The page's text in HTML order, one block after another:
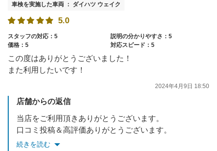
車検を実施した車両 ： ダイハツ ウェイク
5.0
スタッフの対応：5
説明の分かりやすさ：5
価格：5
対応スピード：5
この度はありがとうございました！
また利用したいです！
2024年4月9日 18:50
店舗からの返信
当店をご利用頂きありがとうございます。
口コミ投稿＆高評価ありがとうございます。
スムーズに車検を終えることができ良かったです('ω')
続きを読む